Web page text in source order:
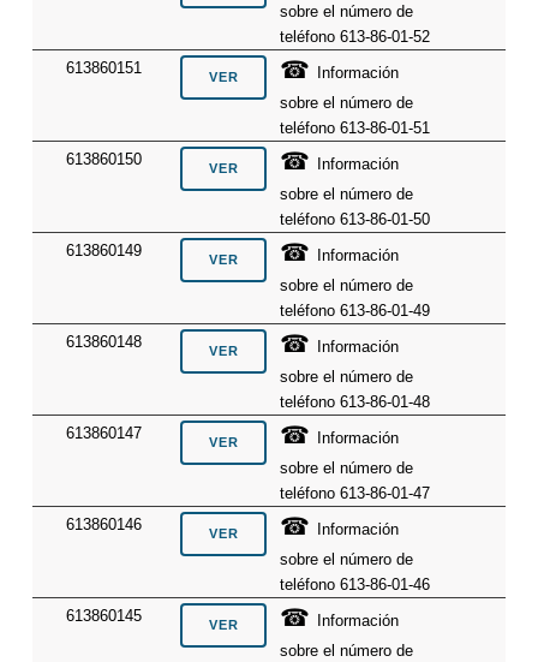
sobre el número de
teléfono 613-86-01-52
613860151
☎
Información
sobre el número de
teléfono 613-86-01-51
613860150
☎
Información
sobre el número de
teléfono 613-86-01-50
613860149
☎
Información
sobre el número de
teléfono 613-86-01-49
613860148
☎
Información
sobre el número de
teléfono 613-86-01-48
613860147
☎
Información
sobre el número de
teléfono 613-86-01-47
613860146
☎
Información
sobre el número de
teléfono 613-86-01-46
613860145
☎
Información
sobre el número de